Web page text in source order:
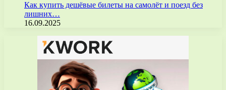
Как купить дешёвые билеты на самолёт и поезд без
лишних…
16.09.2025